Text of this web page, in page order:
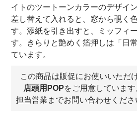
イトのツートーンカラーのデザイ
差し替えて入れると、窓から覗く
す。添紙を引き出すと、ミッフィ
す。きらりと艶めく箔押しは「日
ています。
この商品は販促にお使いいただ
店頭用POPをご用意しています
担当営業までお問い合わせくださ